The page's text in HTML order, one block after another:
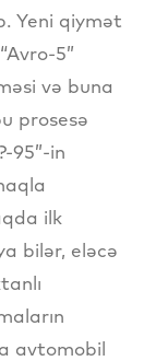
Yeni qiymət
5”
və buna
prosesə
95”-in
ilk
bilər, eləcə
avtomobil